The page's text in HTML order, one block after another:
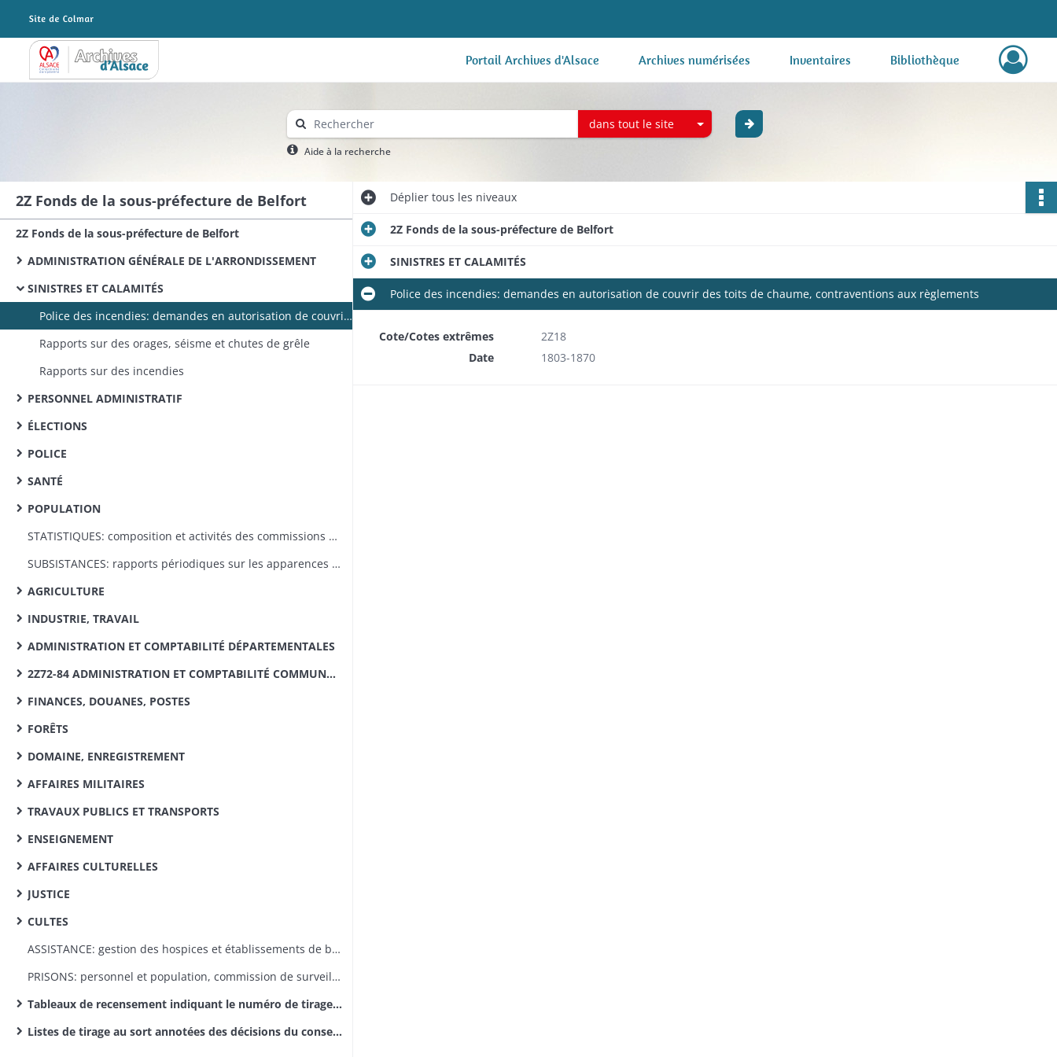
Archives Alsace - Colmar Portail Archives d'Alsace Archives numérisées Inventaires Bibliothèque
dans tout le site
Aide à la recherche
2Z Fonds de la sous-préfecture de Belfort
2Z Fonds de la sous-préfecture de Belfort
ADMINISTRATION GÉNÉRALE DE L'ARRONDISSEMENT
SINISTRES ET CALAMITÉS
Police des incendies: demandes en autorisation de couvrir des toits de chaume, contraventions aux règlements
Rapports sur des orages, séisme et chutes de grêle
Rapports sur des incendies
PERSONNEL ADMINISTRATIF
ÉLECTIONS
POLICE
SANTÉ
POPULATION
STATISTIQUES: composition et activités des commissions de statistiques cantonales
SUBSISTANCES: rapports périodiques sur les apparences des semailles et les produits des récoltes
AGRICULTURE
INDUSTRIE, TRAVAIL
ADMINISTRATION ET COMPTABILITÉ DÉPARTEMENTALES
2Z72-84 ADMINISTRATION ET COMPTABILITÉ COMMUNALES, VICINALITÉ
FINANCES, DOUANES, POSTES
FORÊTS
DOMAINE, ENREGISTREMENT
AFFAIRES MILITAIRES
TRAVAUX PUBLICS ET TRANSPORTS
ENSEIGNEMENT
AFFAIRES CULTURELLES
JUSTICE
CULTES
ASSISTANCE: gestion des hospices et établissements de bienfaisance, aide aux indigents, malades, enfants abandonnés et victimes de sinistres
PRISONS: personnel et population, commission de surveillance
Tableaux de recensement indiquant le numéro de tirage au sort (par classe)
Listes de tirage au sort annotées des décisions du conseil de révision (par classe)
Dépliertous les niveaux
2Z Fonds de la sous-préfecture de Belfort
SINISTRES ET CALAMITÉS
Police des incendies: demandes en autorisation de couvrir des toits de chaume, contraventions aux règlements
Cote/Cotes extrêmes
2Z18
Date
1803-1870